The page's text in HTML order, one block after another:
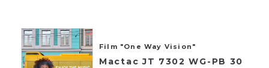
Film "One Way Vision"
Mactac JT 7302 WG-PB 30